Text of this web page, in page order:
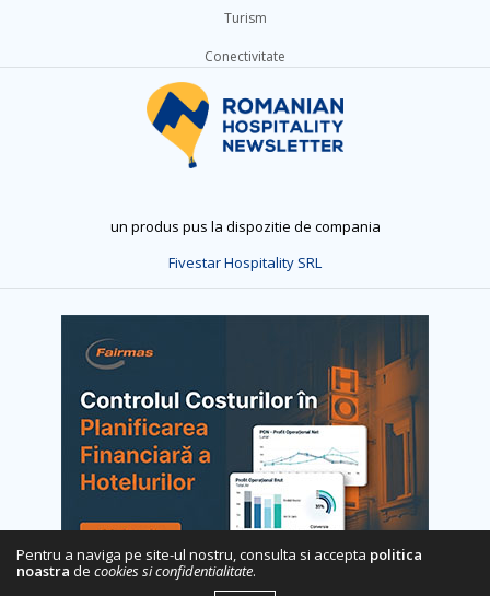
Turism
Conectivitate
un produs pus la dispozitie de compania
Fivestar Hospitality SRL
Pentru a naviga pe site-ul nostru, consulta si accepta politica
noastra de cookies si confidentialitate.